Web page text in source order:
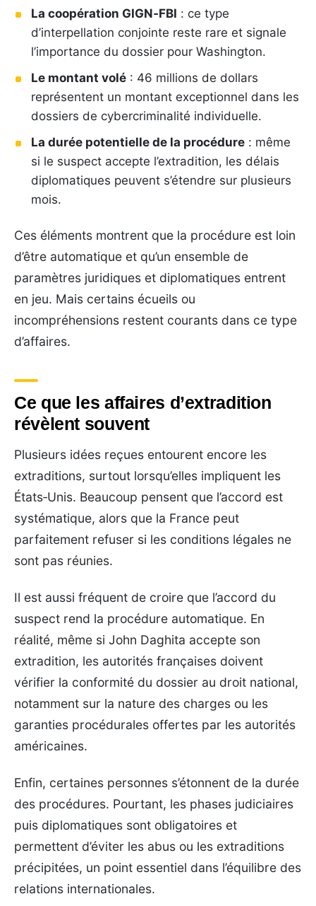
La coopération GIGN‑FBI : ce type
d’interpellation conjointe reste rare et signale
l’importance du dossier pour Washington.
Le montant volé : 46 millions de dollars
représentent un montant exceptionnel dans les
dossiers de cybercriminalité individuelle.
La durée potentielle de la procédure : même
si le suspect accepte l’extradition, les délais
diplomatiques peuvent s’étendre sur plusieurs
mois.
Ces éléments montrent que la procédure est loin
d’être automatique et qu’un ensemble de
paramètres juridiques et diplomatiques entrent
en jeu. Mais certains écueils ou
incompréhensions restent courants dans ce type
d’affaires.
Ce que les affaires d’extradition
révèlent souvent
Plusieurs idées reçues entourent encore les
extraditions, surtout lorsqu’elles impliquent les
États‑Unis. Beaucoup pensent que l’accord est
systématique, alors que la France peut
parfaitement refuser si les conditions légales ne
sont pas réunies.
Il est aussi fréquent de croire que l’accord du
suspect rend la procédure automatique. En
réalité, même si John Daghita accepte son
extradition, les autorités françaises doivent
vérifier la conformité du dossier au droit national,
notamment sur la nature des charges ou les
garanties procédurales offertes par les autorités
américaines.
Enfin, certaines personnes s’étonnent de la durée
des procédures. Pourtant, les phases judiciaires
puis diplomatiques sont obligatoires et
permettent d’éviter les abus ou les extraditions
précipitées, un point essentiel dans l’équilibre des
relations internationales.